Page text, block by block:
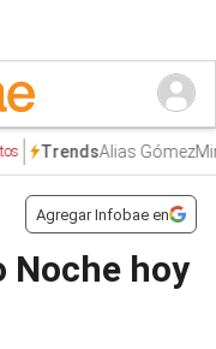
Alias Gómez
Agregar Infobae en
Noche hoy